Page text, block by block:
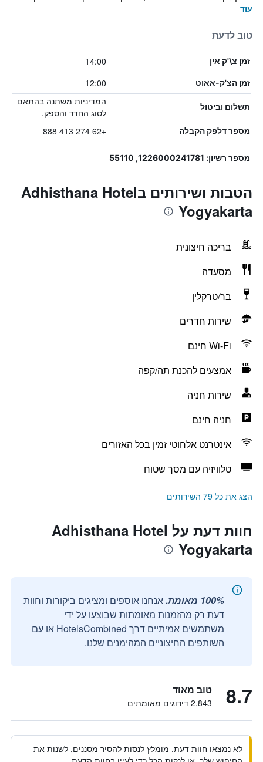
עוד
טוב לדעת
זמן צ\'ק אין 14:00
זמן הצ'ק-אאוט 12:00
תשלום וביטול
המדיניות משתנה בהתאם
לסוג החדר והספק.
מספר דלפק הקבלה +62 274 413 888
מספר רשיון: 1226000241781, 55110
הטבות ושירותים בAdhisthana Hotel
Yogyakarta
בריכה חיצונית
מסעדה
בר/טרקלין
שירות חדרים
Wi-Fi חינם
אמצעים להכנת תה/קפה
שירות חניה
חניה חינם
אינטרנט אלחוטי זמין בכל האזורים
טלוויזיה עם מסך שטוח
הצג את כל 79 השירותים
חוות דעת על Adhisthana Hotel
Yogyakarta
100% מאומת.
אנחנו אוספים ומציגים ביקורות וחוות
דעת רק מהזמנות מאומתות שבוצעו על ידי
משתמשים אמיתיים דרך HotelsCombined או עם
השותפים החיצוניים המהימנים שלנו.
8.7 טוב מאוד
2,843 דירוגים מאומתים
לא נמצאו חוות דעת. מומלץ לנסות להסיר מסננים, לשנות את